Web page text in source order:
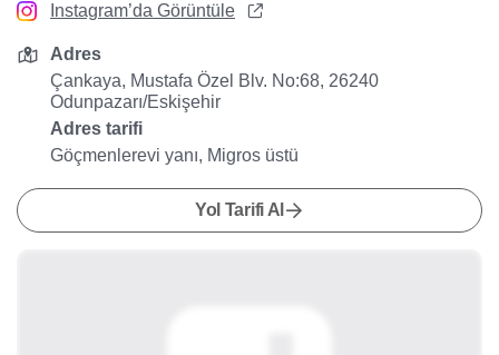
Instagram’da Görüntüle
Adres
Çankaya, Mustafa Özel Blv. No:68, 26240
Odunpazarı/Eskişehir
Adres tarifi
Göçmenlerevi yanı, Migros üstü
Yol Tarifi Al